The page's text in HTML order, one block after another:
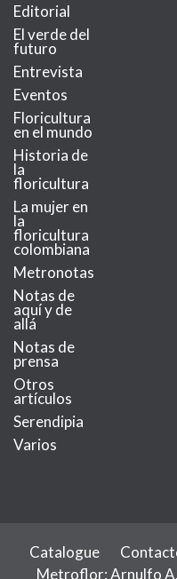
Editorial
El verde del
futuro
Entrevista
Eventos
Floricultura
en el mundo
Historia de
la
floricultura
La mujer en
la
floricultura
colombiana
Metronotas
Notas de
aquí y de
allá
Notas de
prensa
Otros
artículos
Serendipia
Varios
Catalogue
Metroflor: Arnulfo